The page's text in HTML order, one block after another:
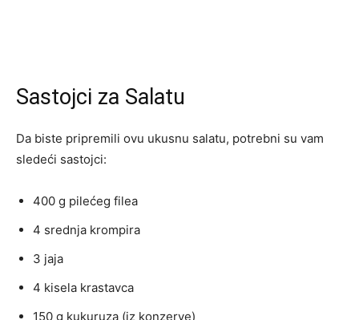
Sastojci za Salatu
Da biste pripremili ovu ukusnu salatu, potrebni su vam
sledeći sastojci:
400 g pilećeg filea
4 srednja krompira
3 jaja
4 kisela krastavca
150 g kukuruza (iz konzerve)